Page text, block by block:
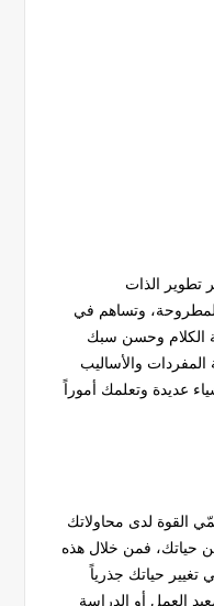
تطوير الذات
وتساهم في
الكلام وحسن سبك
والأساليب
عديدة وتعلمك أموراً
القوة لدى محاولاتك
حياتك، فمن خلال هذه
حياتك جذرياً
العمل أو الدراسة